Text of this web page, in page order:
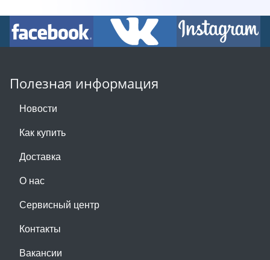
Полезная информация
Новости
Как купить
Доставка
О нас
Сервисный центр
Контакты
Вакансии